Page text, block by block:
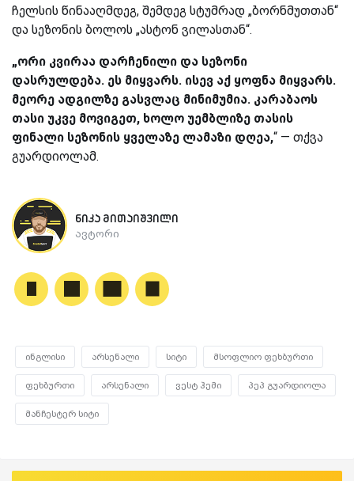
ჩელსის წინააღმდეგ, შემდეგ სტუმრად „ბორნმუთთან“
და სეზონის ბოლოს „ასტონ ვილასთან“.
„ორი კვირაა დარჩენილი და სეზონი
დასრულდება. ეს მიყვარს. ისევ აქ ყოფნა მიყვარს.
მეორე ადგილზე გასვლაც მინიმუმია. კარაბაოს
თასი უკვე მოვიგეთ, ხოლო უემბლიზე თასის
ფინალი სეზონის ყველაზე ლამაზი დღეა,“ — თქვა
გუარდიოლამ.
ნიკა მითაიშვილი
ავტორი
ინგლისი არსენალი სიტი მსოფლიო ფეხბურთი
ფეხბურთი არსენალი ვესტ ჰემი პეპ გუარდიოლა
მანჩესტერ სიტი